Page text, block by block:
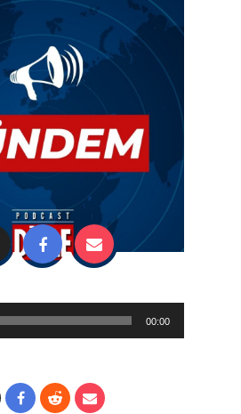
00:00